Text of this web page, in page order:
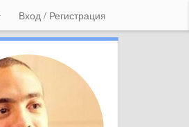
Вход / Регистрация